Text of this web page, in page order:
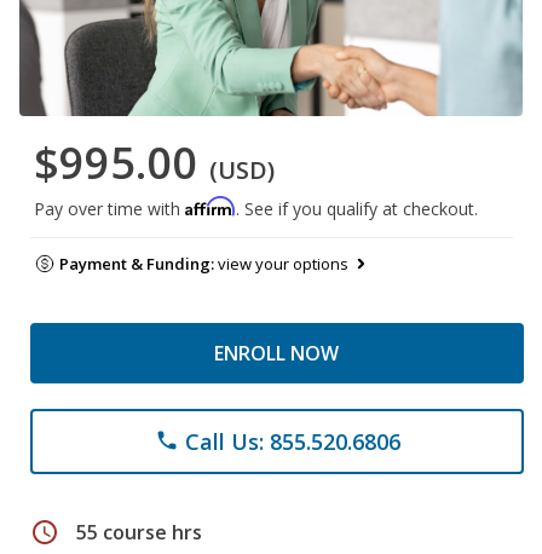
$995.00 (USD)
Pay over time with Affirm. See if you qualify at checkout.
Payment & Funding:view your options
ENROLL NOW
phone Call Us: 855.520.6806
schedule 55 course hrs